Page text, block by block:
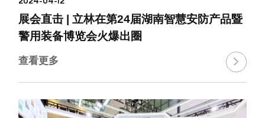
展会直击 | 立林在第24届湖南智慧安防产品暨
警用装备博览会火爆出圈
查看更多 